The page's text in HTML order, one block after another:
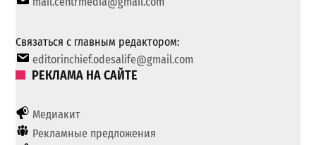
Связаться с главным редактором:
editorinchief.odesalife@gmail.com
РЕКЛАМА НА САЙТЕ
Медиакит
Рекламные предложения